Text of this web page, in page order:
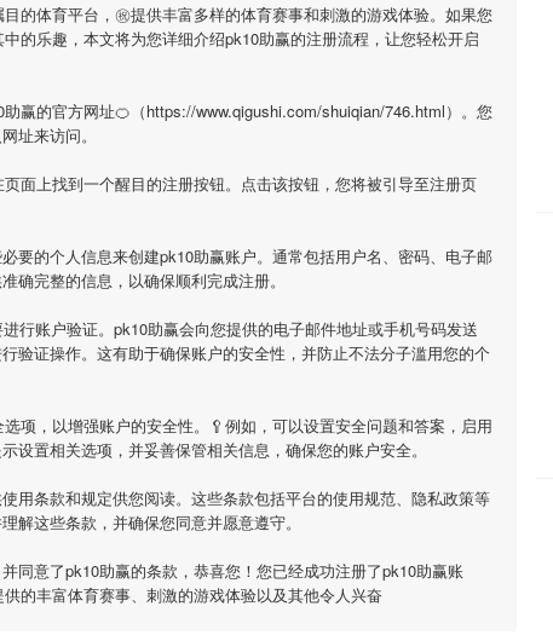
的体育平台，㊗提供丰富多样的体育赛事和刺激的游戏体验。如果您
的乐趣，本文将为您详细介绍pk10助赢的注册流程，让您轻松开启
助赢的官方网址🍊（https://www.qigushi.com/shuiqian/746.html）。您
址来访问。
面上找到一个醒目的注册按钮。点击该按钮，您将被引导至注册页
要的个人信息来创建pk10助赢账户。通常包括用户名、密码、电子邮
确完整的信息，以确保顺利完成注册。
行账户验证。 pk10助赢会向您提供的电子邮件地址或手机号码发送
验证操作。这有助于确保账户的安全性，并防止不法分子滥用您的个
项，以增强账户的安全性。🥄例如，可以设置安全问题和答案，启用
设置相关选项，并妥善保管相关信息，确保您的账户安全。
用条款和规定供您阅读。这些条款包括平台的使用规范、隐私政策等
解这些条款，并确保您同意并愿意遵守。
同意了pk10助赢的条款，恭喜您！您已经成功注册了pk10助赢账
供的丰富体育赛事、刺激的游戏体验以及其他令人兴奋